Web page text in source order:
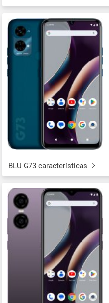
BLU G73 características